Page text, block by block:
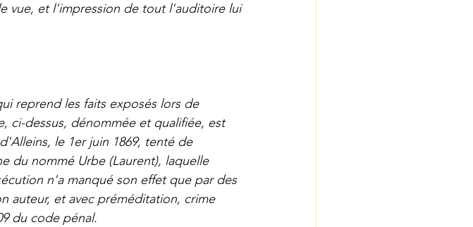
vue, et l'impression de tout l'auditoire lui
reprend les faits exposés lors de
ci-dessus, dénommée et qualifiée, est
le 1er juin 1869, tenté de
du nommé Urbe (Laurent), laquelle
n'a manqué son effet que par des
auteur, et avec préméditation, crime
du code pénal.